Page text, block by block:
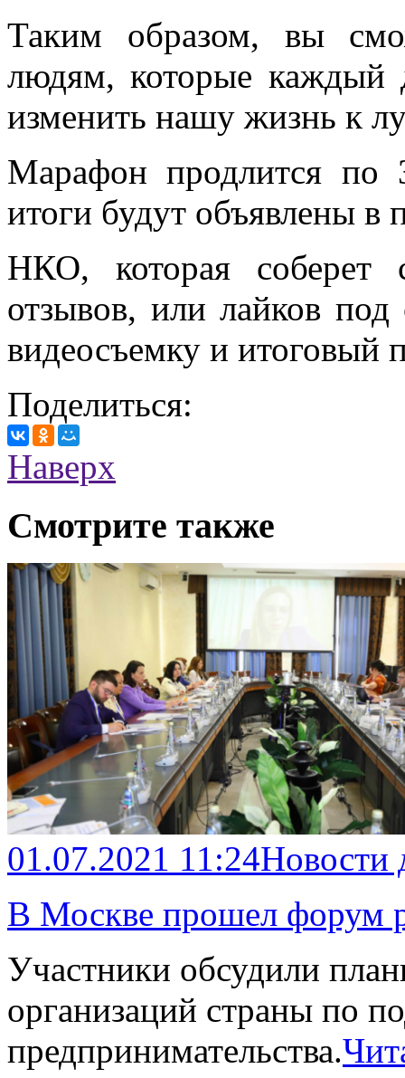
Таким образом, вы
людям, которые каждый
изменить нашу жизнь к
Марафон продлится по
итоги будут объявлены в
НКО, которая соберет
отзывов, или лайков
видеосъемку и итоговый
Поделиться:
Наверх
Смотрите также
01.07.2021 11:24
В Москве прошел форум
Участники обсудили
организаций страны по
предпринимательства.